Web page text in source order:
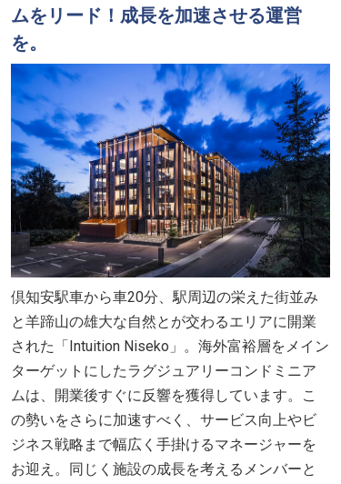
ムをリード！成長を加速させる運営
を。
倶知安駅車から車20分、駅周辺の栄えた街並み
と羊蹄山の雄大な自然とが交わるエリアに開業
された「Intuition Niseko」。海外富裕層をメイン
ターゲットにしたラグジュアリーコンドミニア
ムは、開業後すぐに反響を獲得しています。こ
の勢いをさらに加速すべく、サービス向上やビ
ジネス戦略まで幅広く手掛けるマネージャーを
お迎え。同じく施設の成長を考えるメンバーと